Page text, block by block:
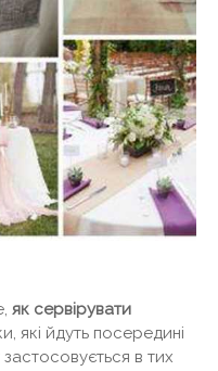
як сервірувати
які йдуть посередині
в тих